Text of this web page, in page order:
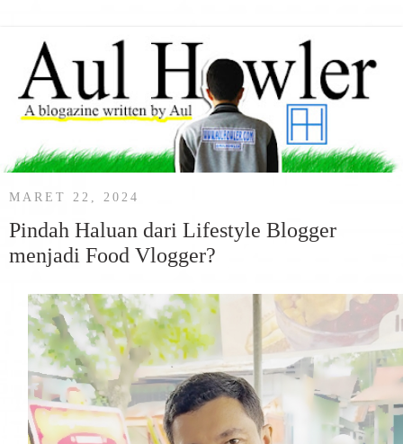
MARET 22, 2024
Pindah Haluan dari Lifestyle Blogger
menjadi Food Vlogger?